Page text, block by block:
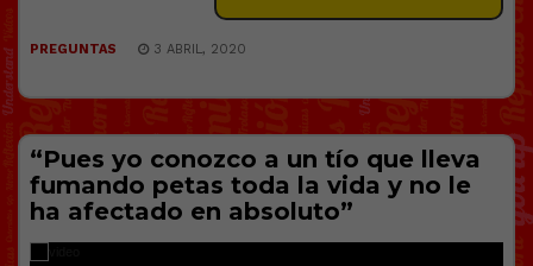
PREGUNTAS 3 ABRIL, 2020
“Pues yo conozco a un tío que lleva
fumando petas toda la vida y no le
ha afectado en absoluto”